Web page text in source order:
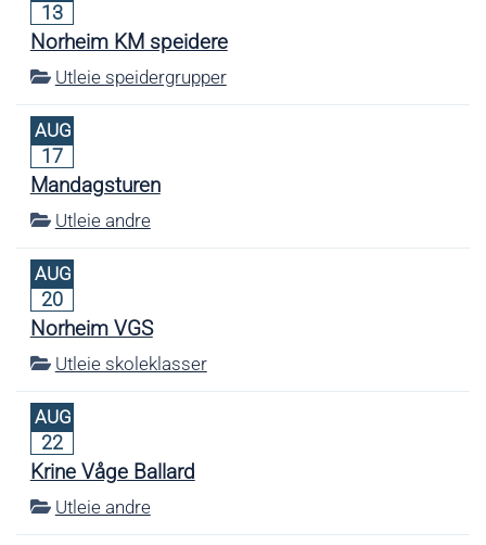
13
Norheim KM speidere
Utleie speidergrupper
AUG
17
Mandagsturen
Utleie andre
AUG
20
Norheim VGS
Utleie skoleklasser
AUG
22
Krine Våge Ballard
Utleie andre